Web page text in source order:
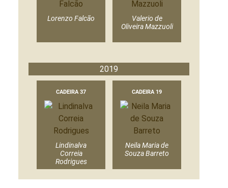
Lorenzo Falcão
Valerio de
Oliveira Mazzuoli
2019
CADEIRA 37
Lindinalva
Correia
Rodrigues
CADEIRA 19
Neila Maria de
Souza Barreto